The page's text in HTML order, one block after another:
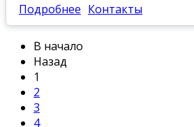
Подробнее Контакты
В начало
Назад
1
2
3
4